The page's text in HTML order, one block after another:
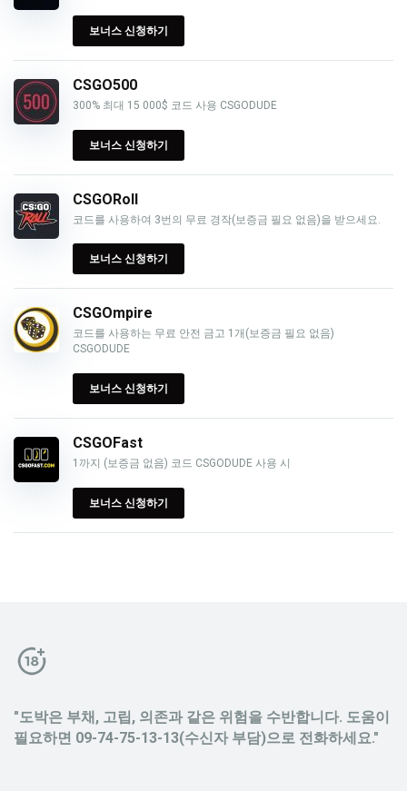
보너스 신청하기
CSGO500
300% 최대 15 000$ 코드 사용 CSGODUDE
보너스 신청하기
CSGORoll
코드를 사용하여 3번의 무료 경작(보증금 필요 없음)을 받으세요.
보너스 신청하기
CSGOmpire
코드를 사용하는 무료 안전 금고 1개(보증금 필요 없음)
CSGODUDE
보너스 신청하기
CSGOFast
1까지 (보증금 없음) 코드 CSGODUDE 사용 시
보너스 신청하기
"도박은 부채, 고립, 의존과 같은 위험을 수반합니다. 도움이
필요하면 09-74-75-13-13(수신자 부담)으로 전화하세요."